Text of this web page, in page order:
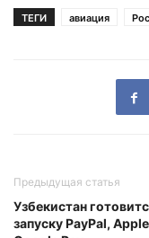
ТЕГИ авиация
Предыдущая статья
Узбекистан
запуску PayPal,